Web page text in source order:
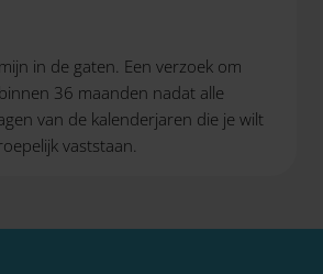
in de gaten. Een verzoek om
36 maanden nadat alle
van de kalenderjaren die je wilt
vaststaan.